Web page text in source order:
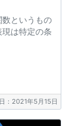
というもの
は特定の条
：2021年5月15日